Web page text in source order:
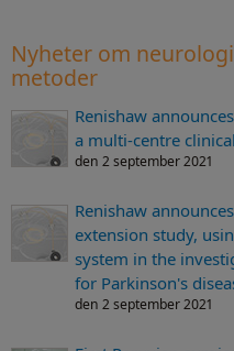
Nyheter om
metoder
Renishaw
a multi-centre
den 2 september 2021
Renishaw
extension study,
system in the
for Parkinson's
den 2 september 2021